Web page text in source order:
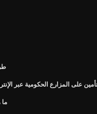
على المزارع الحكومية عبر